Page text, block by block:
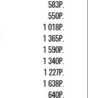
583Р.
550Р.
1 018Р.
1 365Р.
1 590Р.
1 340Р.
1 227Р.
1 638Р.
640Р.